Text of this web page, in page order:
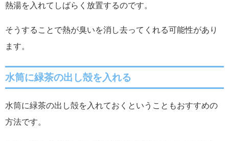
熱湯を入れてしばらく放置するのです。
そうすることで熱が臭いを消し去ってくれる可能性があり
ます。
水筒に緑茶の出し殻を入れる
水筒に緑茶の出し殻を入れておくということもおすすめの
方法です。